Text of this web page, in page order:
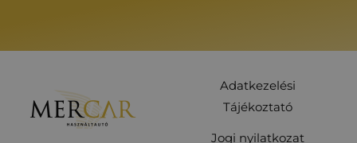
Adatkezelési
Tájékoztató
Jogi nyilatkozat